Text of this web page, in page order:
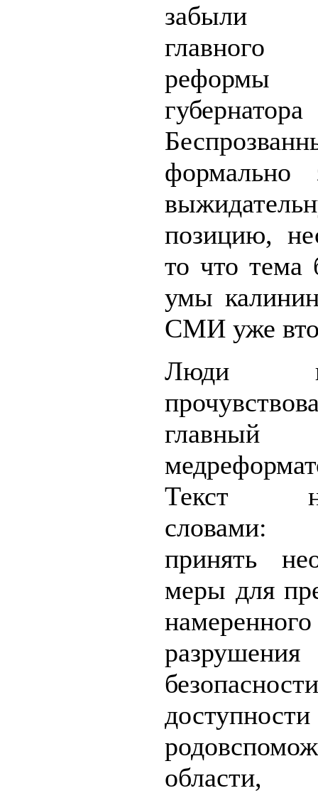
забыли
главного
формально
позицию,
то что тема
умы
СМИ уже
Люди
Текст
словами:
принять
меры для
намеренного
разрушения
области,